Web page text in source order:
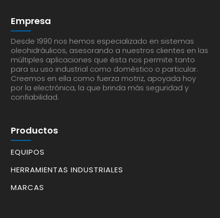
Empresa
Desde 1990 nos hemos especializado en sistemas
oleohidráulicos, asesorando a nuestros clientes en las
múltiples aplicaciones que ésta nos permite tanto
para su uso industrial como doméstico o particular.
Creemos en ella como fuerza motriz, apoyada hoy
por la electrónica, la que brinda más seguridad y
confiabilidad.
Productos
EQUIPOS
HERRAMIENTAS INDUSTRIALES
MARCAS